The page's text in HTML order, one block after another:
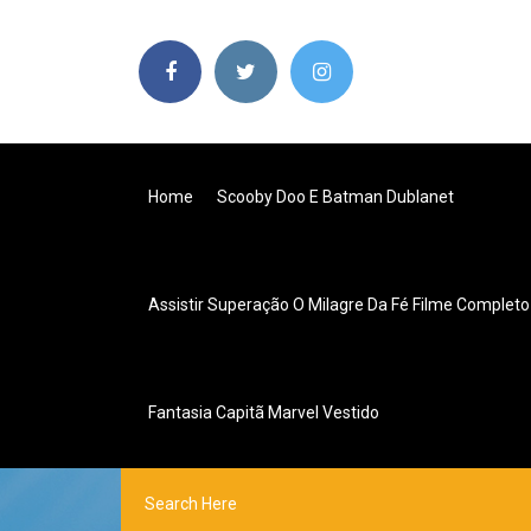
Home Scooby Doo E Batman Dublanet
Assistir Superação O Milagre Da Fé Filme
Fantasia Capitã Marvel Vestido